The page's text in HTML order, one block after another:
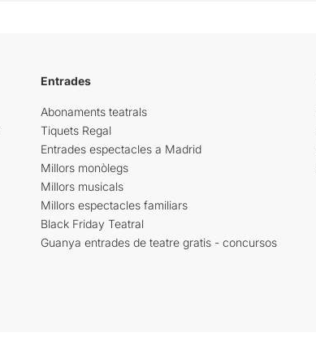
Entrades
Abonaments teatrals
Tiquets Regal
Entrades espectacles a Madrid
Millors monòlegs
Millors musicals
Millors espectacles familiars
Black Friday Teatral
Guanya entrades de teatre gratis - concursos